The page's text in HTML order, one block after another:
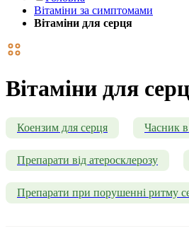
Вітаміни за симптомами
Вітаміни для серця
Вітаміни для
Коензим для серця Часник
Препарати від атеросклерозу
Препарати при порушенні ритму